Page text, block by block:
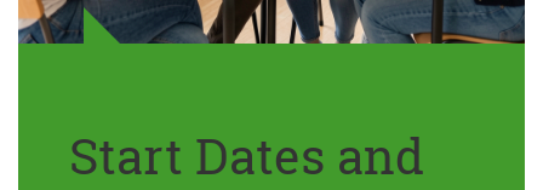
Start Dates and